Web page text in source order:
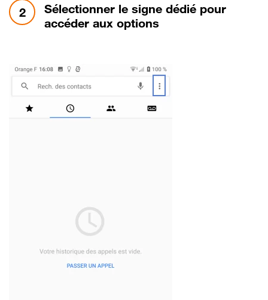
2 étape 2:
Sélectionner le signe dédié pour
accéder aux options